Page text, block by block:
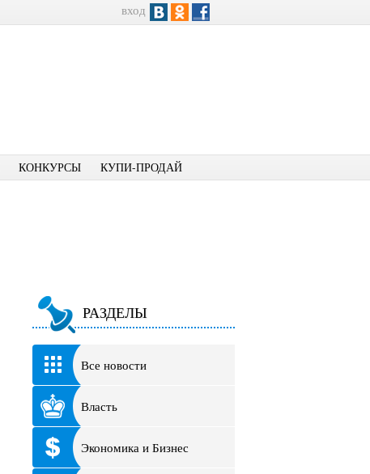
вход
КОНКУРСЫ КУПИ-ПРОДАЙ
РАЗДЕЛЫ
Все новости
Власть
Экономика и Бизнес